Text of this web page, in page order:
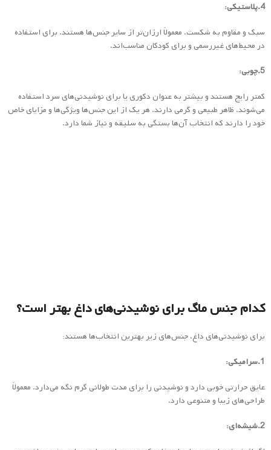
4.پلاستیکی:
سبک و مقاوم به شکست. معمولاً ارزان‌تر از سایر جنس‌ها هستند. برای استفاده
در محیط‌های غیررسمی و برای کودکان مناسب‌اند.
5.چوبی:
کمتر رایج هستند و بیشتر به عنوان دکوری یا برای نوشیدنی‌های سرد استفاده
می‌شوند. ظاهر طبیعی و گرمی دارند. هر یک از این جنس‌ها ویژگی‌ها و مزایای خاص
خود را دارند که انتخاب آن‌ها بستگی به سلیقه و نیاز شما دارد.
کدام جنس ماگ برای نوشیدنی‌های داغ بهتر است؟
برای نوشیدنی‌های داغ، جنس‌های زیر بهترین انتخاب‌ها هستند:
1.سرامیکی:
عایق حرارتی خوبی دارد و نوشیدنی را برای مدت طولانی گرم نگه می‌دارد. معمولاً
طراحی‌های زیبا و متنوعی دارد.
2.شیشه‌ای: